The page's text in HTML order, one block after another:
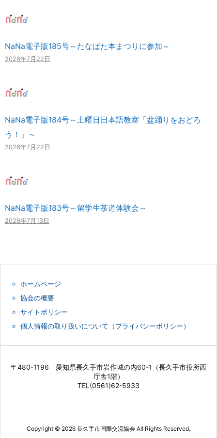
NaNa電子版185号～たなばた本まつりに参加～
2026年7月22日
NaNa電子版184号～土曜日日本語教室「盆踊りをおどろ
う！」～
2026年7月22日
NaNa電子版183号～留学生茶道体験会～
2026年7月13日
ホームページ
協会の概要
サイトポリシー
個人情報の取り扱いについて（プライバシーポリシー）
〒480-1196 愛知県長久手市岩作城の内60-1（長久手市役所西
庁舎1階）
TEL(0561)62-5933
Copyright © 2026 長久手市国際交流協会 All Rights Reserved.